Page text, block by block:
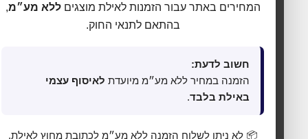
האתר עושה שימוש בעוגיות (Cookies) לתפעול תקין, אנליטיקה,
התאמת תכנים ופרסום ממוקד. בלחיצה על„מאשר הכול”
לשנות העדפות בכל עת דרך
⚙ נהל העדפות פרטיות
המחירים באתר עבור הזמנות לאילת מוצגיםללא מע״מ,
בהתאם לתנאי החוק.
חשוב לדעת:
הזמנה במחיר ללא מע״מ מיועדתלאיסוף עצמי
באילת בלבד.
📦 לא ניתן לשלוח הזמנה ללא מע״מ לכתובת מחוץ לאילת.